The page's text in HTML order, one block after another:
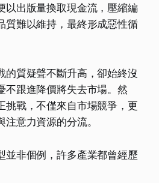
以出版量換取現金流，壓縮編
質難以維持，最終形成惡性循
的質疑聲不斷升高，卻始終沒
不跟進降價將失去市場。然
挑戰，不僅來自市場競爭，更
意力資源的分流。
並非個例，許多產業都曾經歷